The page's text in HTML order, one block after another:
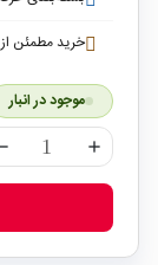
خرید مطمئن از ECA
موجود در انبار
add